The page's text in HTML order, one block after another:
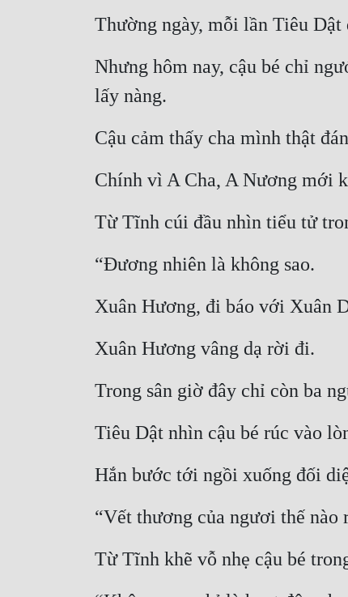
Thường ngày, mỗi lần Tiêu
Nhưng hôm nay, cậu bé chỉ
lấy nàng.
Cậu cảm thấy cha mình thật
Chính vì A Cha, A Nương mới
Từ Tĩnh cúi đầu nhìn tiểu tử
“Đương nhiên là không sao.
Xuân Hương, đi báo với Xuân
Xuân Hương vâng dạ rời đi.
Trong sân giờ đây chỉ còn ba
Tiêu Dật nhìn cậu bé rúc vào
Hắn bước tới ngồi xuống đối
“Vết thương của ngươi thế nào
Từ Tĩnh khẽ vỗ nhẹ cậu bé